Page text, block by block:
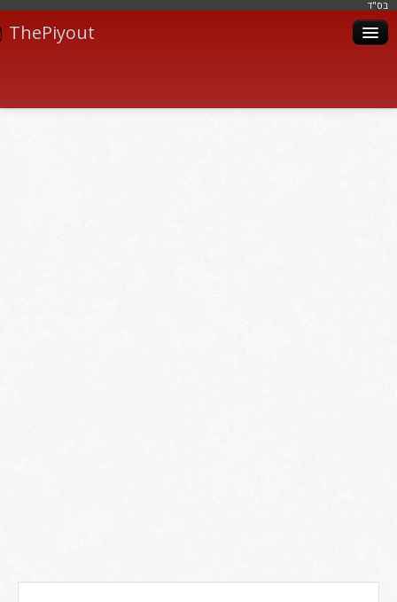
בּס"ד
ThePiyout